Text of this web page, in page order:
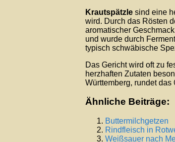
Krautspätzle sind eine
wird. Durch das Rösten
aromatischer
und wurde durch
typisch schwäbische
Das Gericht wird oft zu
herzhaften Zutaten
Württemberg, rundet das
Ähnliche Beiträge:
Buttermilchgetzen
Rindfleisch in
Weißsauer nach